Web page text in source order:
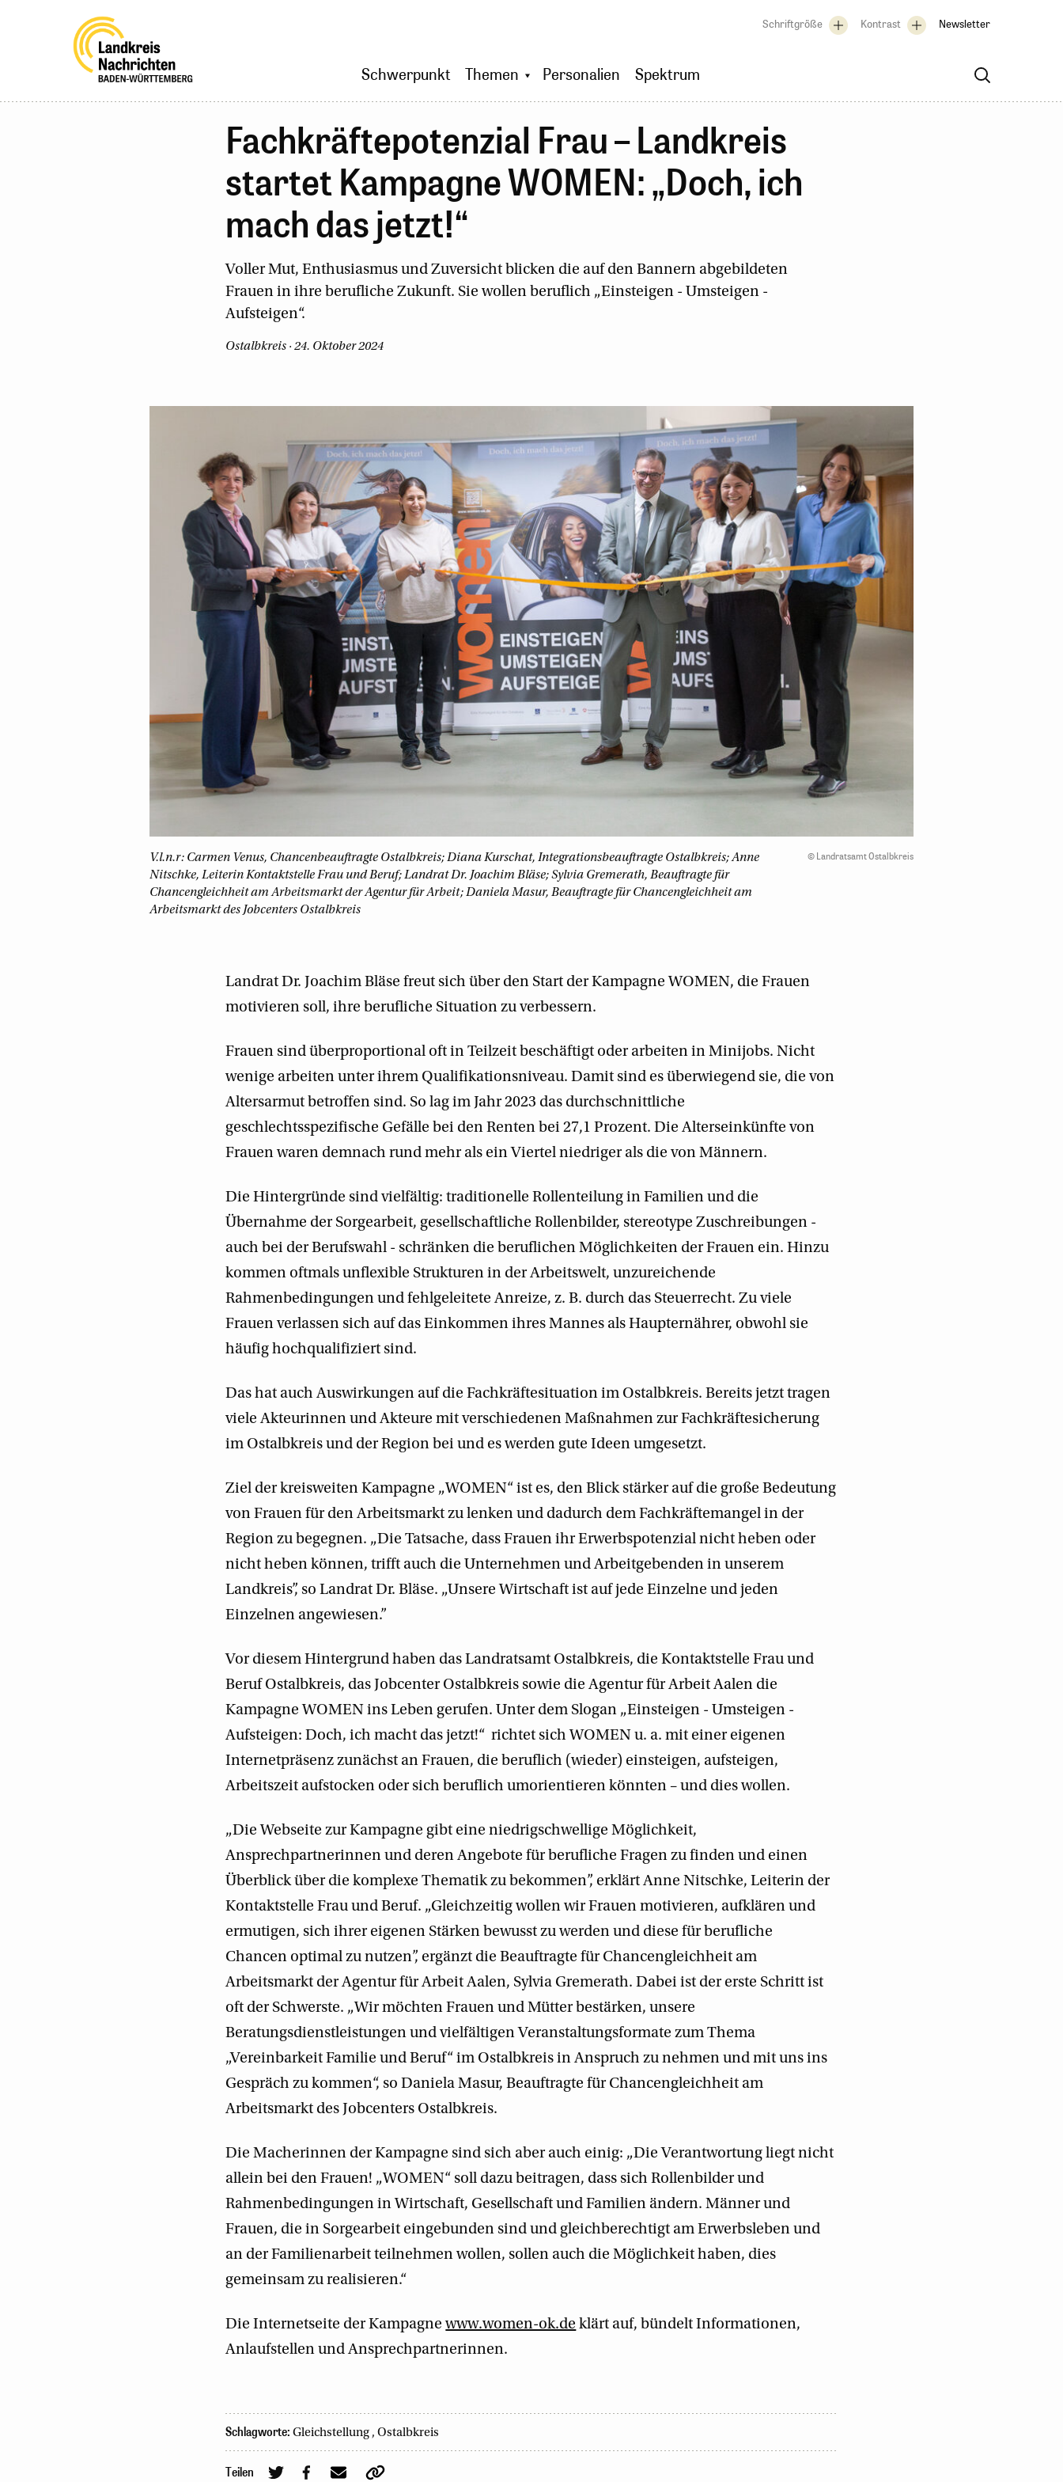
Schriftgröße Kontrast Newsletter
Schwerpunkt Themen Personalien Spektrum
Fachkräftepotenzial Frau – Landkreis
startet Kampagne WOMEN: „Doch, ich
mach das jetzt!“
Voller Mut, Enthusiasmus und Zuversicht blicken die auf den Bannern abgebildeten
Frauen in ihre berufliche Zukunft. Sie wollen beruflich „Einsteigen - Umsteigen -
Aufsteigen“.
Ostalbkreis · 24. Oktober 2024
V.l.n.r: Carmen Venus, Chancenbeauftragte Ostalbkreis; Diana Kurschat, Integrationsbeauftragte Ostalbkreis; Anne
Nitschke, Leiterin Kontaktstelle Frau und Beruf; Landrat Dr. Joachim Bläse; Sylvia Gremerath, Beauftragte für
Chancengleichheit am Arbeitsmarkt der Agentur für Arbeit; Daniela Masur, Beauftragte für Chancengleichheit am
Arbeitsmarkt des Jobcenters Ostalbkreis
© Landratsamt Ostalbkreis
Landrat Dr. Joachim Bläse freut sich über den Start der Kampagne WOMEN, die Frauen
motivieren soll, ihre berufliche Situation zu verbessern.
Frauen sind überproportional oft in Teilzeit beschäftigt oder arbeiten in Minijobs. Nicht
wenige arbeiten unter ihrem Qualifikationsniveau. Damit sind es überwiegend sie, die von
Altersarmut betroffen sind. So lag im Jahr 2023 das durchschnittliche
geschlechtsspezifische Gefälle bei den Renten bei 27,1 Prozent. Die Alterseinkünfte von
Frauen waren demnach rund mehr als ein Viertel niedriger als die von Männern.
Die Hintergründe sind vielfältig: traditionelle Rollenteilung in Familien und die
Übernahme der Sorgearbeit, gesellschaftliche Rollenbilder, stereotype Zuschreibungen -
auch bei der Berufswahl - schränken die beruflichen Möglichkeiten der Frauen ein. Hinzu
kommen oftmals unflexible Strukturen in der Arbeitswelt, unzureichende
Rahmenbedingungen und fehlgeleitete Anreize, z. B. durch das Steuerrecht. Zu viele
Frauen verlassen sich auf das Einkommen ihres Mannes als Haupternährer, obwohl sie
häufig hochqualifiziert sind.
Das hat auch Auswirkungen auf die Fachkräftesituation im Ostalbkreis. Bereits jetzt tragen
viele Akteurinnen und Akteure mit verschiedenen Maßnahmen zur Fachkräftesicherung
im Ostalbkreis und der Region bei und es werden gute Ideen umgesetzt.
Ziel der kreisweiten Kampagne „WOMEN“ ist es, den Blick stärker auf die große Bedeutung
von Frauen für den Arbeitsmarkt zu lenken und dadurch dem Fachkräftemangel in der
Region zu begegnen. „Die Tatsache, dass Frauen ihr Erwerbspotenzial nicht heben oder
nicht heben können, trifft auch die Unternehmen und Arbeitgebenden in unserem
Landkreis”, so Landrat Dr. Bläse. „Unsere Wirtschaft ist auf jede Einzelne und jeden
Einzelnen angewiesen.”
Vor diesem Hintergrund haben das Landratsamt Ostalbkreis, die Kontaktstelle Frau und
Beruf Ostalbkreis, das Jobcenter Ostalbkreis sowie die Agentur für Arbeit Aalen die
Kampagne WOMEN ins Leben gerufen. Unter dem Slogan „Einsteigen - Umsteigen -
Aufsteigen: Doch, ich macht das jetzt!“ richtet sich WOMEN u. a. mit einer eigenen
Internetpräsenz zunächst an Frauen, die beruflich (wieder) einsteigen, aufsteigen,
Arbeitszeit aufstocken oder sich beruflich umorientieren könnten – und dies wollen.
„Die Webseite zur Kampagne gibt eine niedrigschwellige Möglichkeit,
Ansprechpartnerinnen und deren Angebote für berufliche Fragen zu finden und einen
Überblick über die komplexe Thematik zu bekommen”, erklärt Anne Nitschke, Leiterin der
Kontaktstelle Frau und Beruf. „Gleichzeitig wollen wir Frauen motivieren, aufklären und
ermutigen, sich ihrer eigenen Stärken bewusst zu werden und diese für berufliche
Chancen optimal zu nutzen”, ergänzt die Beauftragte für Chancengleichheit am
Arbeitsmarkt der Agentur für Arbeit Aalen, Sylvia Gremerath. Dabei ist der erste Schritt ist
oft der Schwerste. „Wir möchten Frauen und Mütter bestärken, unsere
Beratungsdienstleistungen und vielfältigen Veranstaltungsformate zum Thema
„Vereinbarkeit Familie und Beruf“ im Ostalbkreis in Anspruch zu nehmen und mit uns ins
Gespräch zu kommen“, so Daniela Masur, Beauftragte für Chancengleichheit am
Arbeitsmarkt des Jobcenters Ostalbkreis.
Die Macherinnen der Kampagne sind sich aber auch einig: „Die Verantwortung liegt nicht
allein bei den Frauen! „WOMEN“ soll dazu beitragen, dass sich Rollenbilder und
Rahmenbedingungen in Wirtschaft, Gesellschaft und Familien ändern. Männer und
Frauen, die in Sorgearbeit eingebunden sind und gleichberechtigt am Erwerbsleben und
an der Familienarbeit teilnehmen wollen, sollen auch die Möglichkeit haben, dies
gemeinsam zu realisieren.“
Die Internetseite der Kampagnewww.women-ok.de klärt auf, bündelt Informationen,
Anlaufstellen und Ansprechpartnerinnen.
Schlagworte: Gleichstellung ,Ostalbkreis
Teilen